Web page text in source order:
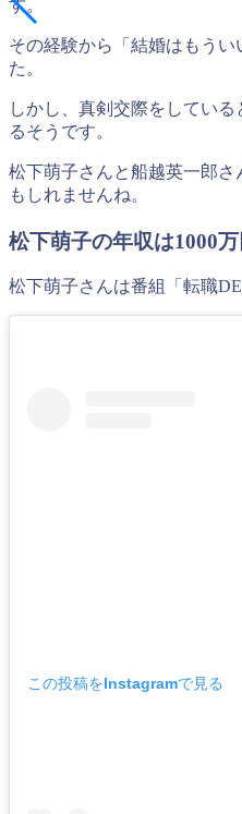
す。
その経験から「結婚はもう
た。
しかし、真剣交際をしてい
るそうです。
松下萌子さんと船越英一郎
もしれませんね。
松下萌子の年収は1000万
松下萌子さんは番組「転職
この投稿をInstagramで見る